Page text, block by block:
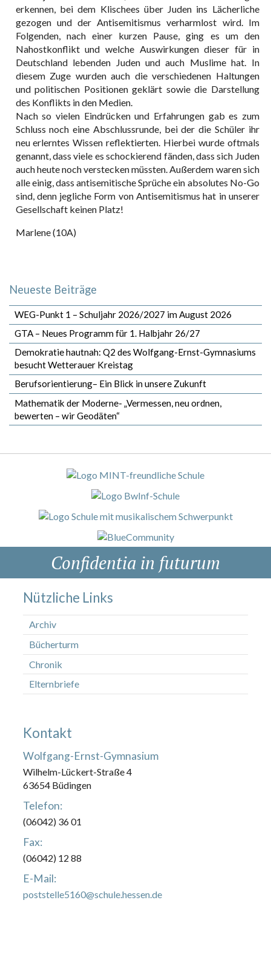
erkennen, bei dem Klischees über Juden ins Lächerliche
gezogen und der Antisemitismus verharmlost wird. Im
Folgenden, nach einer kurzen Pause, ging es um den
Nahostkonflikt und welche Auswirkungen dieser für in
Deutschland lebenden Juden und auch Muslime hat. In
diesem Zuge wurden auch die verschiedenen Haltungen
und politischen Positionen geklärt sowie die Darstellung
des Konflikts in den Medien.
Nach so vielen Eindrücken und Erfahrungen gab es zum
Schluss noch eine Abschlussrunde, bei der die Schüler ihr
neu erlerntes Wissen reflektierten. Hierbei wurde oftmals
genannt, dass viele es schockierend fänden, dass sich Juden
auch heute noch verstecken müssten. Außerdem waren sich
alle einig, dass antisemitische Sprüche ein absolutes No-Go
sind, denn jegliche Form von Antisemitismus hat in unserer
Gesellschaft keinen Platz!
Marlene (10A)
Neueste Beiträge
WEG-Punkt 1 – Schuljahr 2026/2027 im August 2026
GTA – Neues Programm für 1. Halbjahr 26/27
Demokratie hautnah: Q2 des Wolfgang-Ernst-Gymnasiums
besucht Wetterauer Kreistag
Berufsorientierung– Ein Blick in unsere Zukunft
Mathematik der Moderne- „Vermessen, neu ordnen,
bewerten – wir Geodäten“
Confidentia in futurum
Nützliche Links
Archiv
Bücherturm
Chronik
Elternbriefe
Kontakt
Wolfgang-Ernst-Gymnasium
Wilhelm-Lückert-Straße 4
63654 Büdingen
Telefon:
(06042) 36 01
Fax:
(06042) 12 88
E-Mail:
poststelle5160@schule.hessen.de